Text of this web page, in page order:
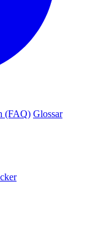
(FAQ) Glossar